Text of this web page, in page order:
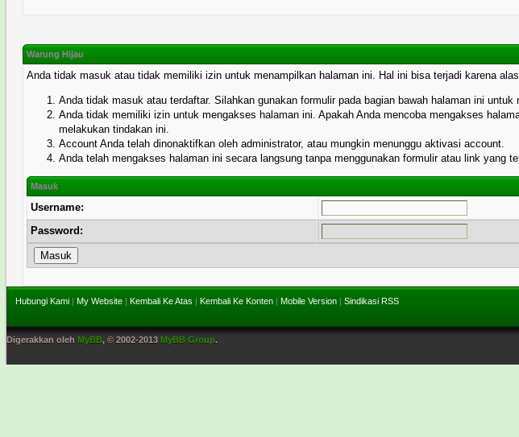
Warung Hijau
Anda tidak masuk atau tidak memiliki izin untuk menampilkan halaman ini. Hal ini bisa terjadi karena
Anda tidak masuk atau terdaftar. Silahkan gunakan formulir pada bagian bawah halaman ini untuk
Anda tidak memiliki izin untuk mengakses halaman ini. Apakah Anda mencoba mengakses
melakukan tindakan ini.
Account Anda telah dinonaktifkan oleh administrator, atau mungkin menunggu aktivasi account.
Anda telah mengakses halaman ini secara langsung tanpa menggunakan formulir atau link yang
Masuk
Username:
Password:
Hubungi Kami | My Website | Kembali Ke Atas | Kembali Ke Konten | Mobile Version | Sindikasi RSS
Digerakkan oleh MyBB, © 2002-2013 MyBB Group.